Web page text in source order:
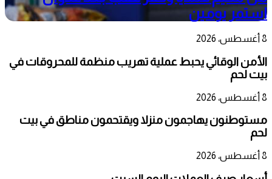
استمر يومين
8 أغسطس، 2026
الأمن الوقائي يحبط عملية تهريب منظمة للمحروقات في
بيت لحم
8 أغسطس، 2026
مستوطنون يهاجمون منزلا ويقتحمون مناطق في بيت
لحم
8 أغسطس، 2026